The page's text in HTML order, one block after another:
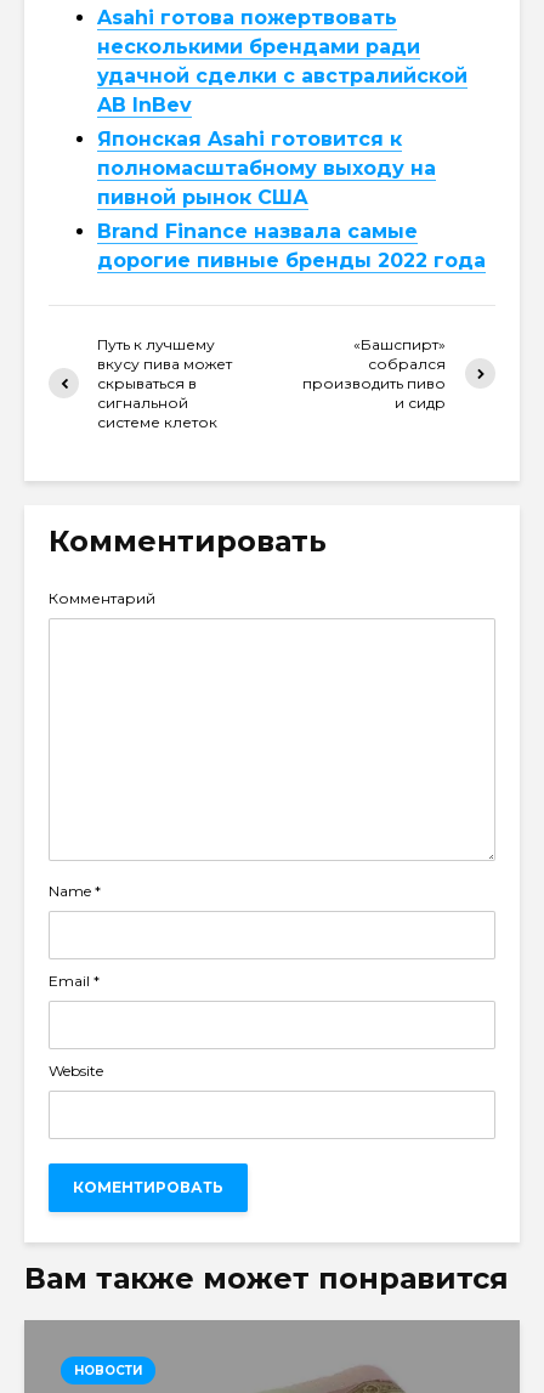
Asahi готова пожертвовать
несколькими брендами ради
удачной сделки с австралийской
AB InBev
Японская Asahi готовится к
полномасштабному выходу на
пивной рынок США
Brand Finance назвала самые
дорогие пивные бренды 2022 года
Путь к лучшему
вкусу пива может
скрываться в
сигнальной
системе клеток
«Башспирт»
собрался
производить пиво
и сидр
Комментировать
Комментарий
Name *
Email *
Website
Вам также может понравится
НОВОСТИ